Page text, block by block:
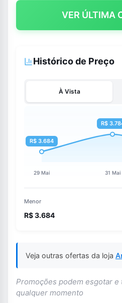
VER ÚLTIMA
Histórico de Preço
À Vista
Menor
R$ 3.684
Veja outras ofertas da loja
Promoções podem esgotar
qualquer momento